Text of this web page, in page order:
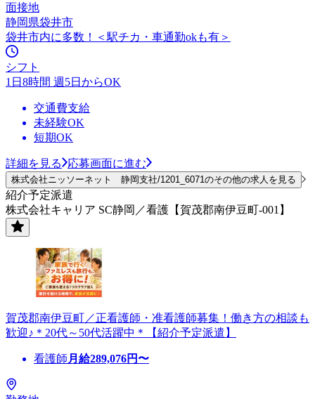
面接地
静岡県袋井市
袋井市内に多数！＜駅チカ・車通勤okも有＞
シフト
1日8時間 週5日からOK
交通費支給
未経験OK
短期OK
詳細を見る 応募画面に進む
株式会社ニッソーネット 静岡支社/1201_6071のその他の求人を見る
紹介予定派遣
株式会社キャリア SC静岡／看護【賀茂郡南伊豆町-001】
賀茂郡南伊豆町／正看護師・准看護師募集！働き方の相談も
歓迎♪＊20代～50代活躍中＊【紹介予定派遣】
看護師 月給289,076円〜